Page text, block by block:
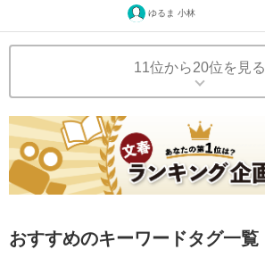
ゆるま 小林
11位から20位を見る
おすすめのキーワードタグ一覧